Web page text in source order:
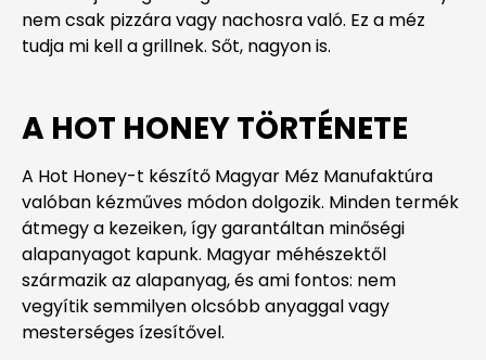
nem csak pizzára vagy nachosra való. Ez a méz
tudja mi kell a grillnek. Sőt, nagyon is.
A HOT HONEY TÖRTÉNETE
A Hot Honey-t készítő Magyar Méz Manufaktúra
valóban kézműves módon dolgozik. Minden termék
átmegy a kezeiken, így garantáltan minőségi
alapanyagot kapunk. Magyar méhészektől
származik az alapanyag, és ami fontos: nem
vegyítik semmilyen olcsóbb anyaggal vagy
mesterséges ízesítővel.